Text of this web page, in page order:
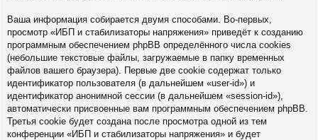
Ваша информация собирается двумя способами. Во-первых,
просмотр «ИБП и стабилизаторы напряжения» приведёт к созданию
программным обеспечением phpBB определённого числа cookies
(небольшие текстовые файлы, загружаемые в папку временных
файлов вашего браузера). Первые две cookie содержат только
идентификатор пользователя (в дальнейшем «user-id») и
идентификатор анонимной сессии (в дальнейшем «session-id»),
автоматически присвоенные вам программным обеспечением phpBB.
Третья cookie будет создана после просмотра одной из тем
конференции «ИБП и стабилизаторы напряжения» и будет